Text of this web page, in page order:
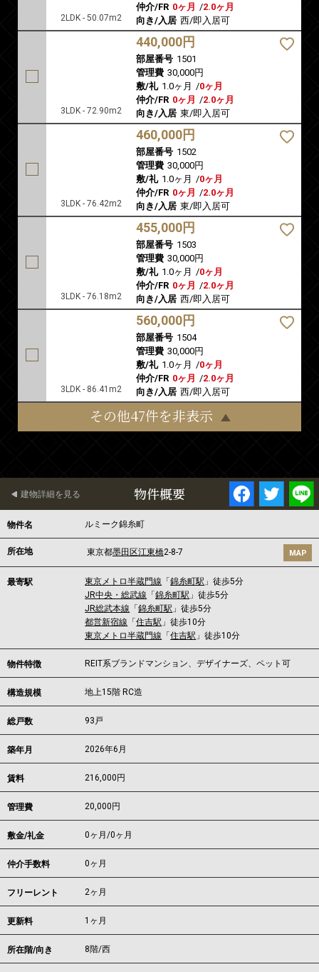
2LDK - 50.07m2
仲介/FR 0ヶ月 /2.0ヶ月
向き/入居 西/即入居可
3LDK - 72.90m2
440,000円
部屋番号 1501
管理費 30,000円
敷/礼 1.0ヶ月 /0ヶ月
仲介/FR 0ヶ月 /2.0ヶ月
向き/入居 東/即入居可
3LDK - 76.42m2
460,000円
部屋番号 1502
管理費 30,000円
敷/礼 1.0ヶ月 /0ヶ月
仲介/FR 0ヶ月 /2.0ヶ月
向き/入居 東/即入居可
3LDK - 76.18m2
455,000円
部屋番号 1503
管理費 30,000円
敷/礼 1.0ヶ月 /0ヶ月
仲介/FR 0ヶ月 /2.0ヶ月
向き/入居 西/即入居可
3LDK - 86.41m2
560,000円
部屋番号 1504
管理費 30,000円
敷/礼 1.0ヶ月 /0ヶ月
仲介/FR 0ヶ月 /2.0ヶ月
向き/入居 西/即入居可
その他47件を非表示
物件概要
建物詳細を見る
物件名 ルミーク錦糸町
所在地 東京都墨田区江東橋2-8-7 MAP
最寄駅 東京メトロ半蔵門線 「錦糸町駅 」徒歩5分
JR中央・総武線 「錦糸町駅 」徒歩5分
JR総武本線 「錦糸町駅 」徒歩5分
都営新宿線 「住吉駅 」徒歩10分
東京メトロ半蔵門線 「住吉駅 」徒歩10分
物件特徴 REIT系ブランドマンション、デザイナーズ、ペット可
構造規模 地上15階 RC造
総戸数 93戸
築年月 2026年6月
賃料 216,000 円
管理費 20,000円
敷金/礼金 0ヶ月/0ヶ月
仲介手数料 0ヶ月
フリーレント 2ヶ月
更新料 1ヶ月
所在階/向き 8階/西